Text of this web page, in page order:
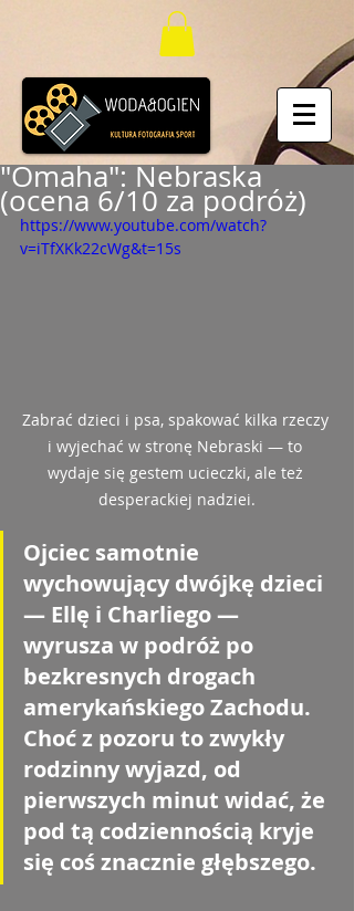
"Omaha": Nebraska
(ocena 6/10 za podróż)
https://www.youtube.com/watch?
v=iTfXKk22cWg&t=15s
Zabrać dzieci i psa, spakować kilka rzeczy
i wyjechać w stronę Nebraski — to
wydaje się gestem ucieczki, ale też
desperackiej nadziei.
Ojciec samotnie
wychowujący dwójkę dzieci
— Ellę i Charliego —
wyrusza w podróż po
bezkresnych drogach
amerykańskiego Zachodu.
Choć z pozoru to zwykły
rodzinny wyjazd, od
pierwszych minut widać, że
pod tą codziennością kryje
się coś znacznie głębszego.